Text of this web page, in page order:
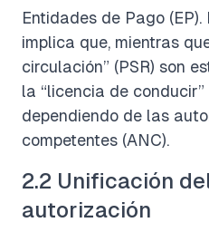
Entidades de Pago
implica que, mientras
circulación” (PSR) son
la “licencia de conducir”
dependiendo de las
competentes (ANC).
2.2 Unificación
autorización